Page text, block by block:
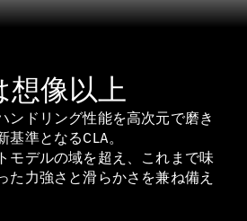
想像以上
ンドリング性能を高次元で磨き
準となるCLA。
モデルの域を超え、これまで味
た力強さと滑らかさを兼ね備え